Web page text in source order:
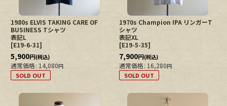
1980s ELVIS TAKING CARE OF
BUSINESS Tシャツ
表記L
[E19-6-31]
5,900円(税込)
通常価格: 14,080円
SOLD OUT
1970s Champion IPA リンガーT
シャツ
表記XL
[E19-5-35]
7,900円(税込)
通常価格: 16,280円
SOLD OUT